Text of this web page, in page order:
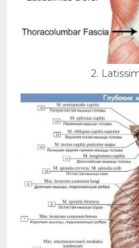
2.